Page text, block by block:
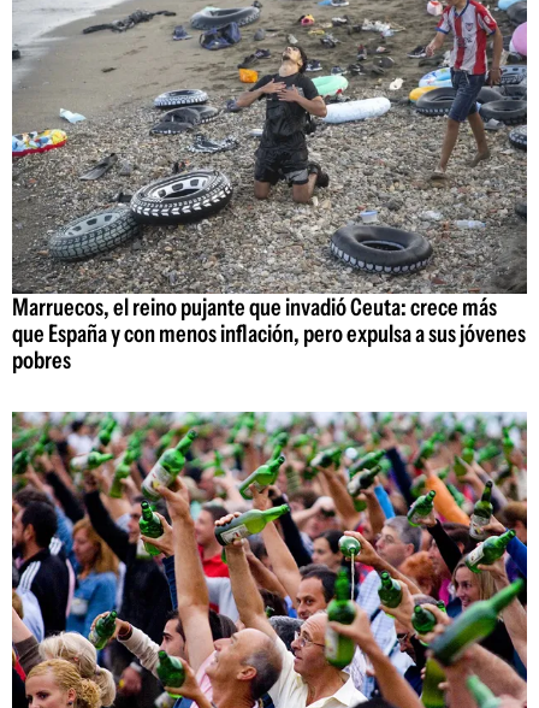
Marruecos, el reino pujante que invadió Ceuta: crece más
que España y con menos inflación, pero expulsa a sus jóvenes
pobres